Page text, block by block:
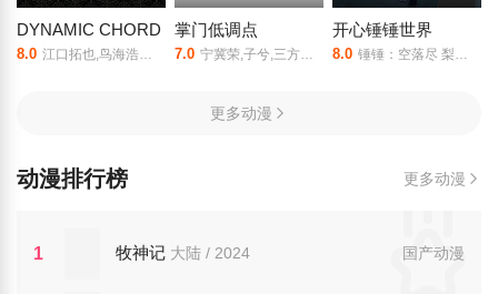
DYNAMIC CHORD
8.0 江口拓也,鸟海浩辅,寺岛拓笃
掌门低调点
7.0 宁冀荣,子兮,三方方,囚,茯西西,磊子,荻秋,徐阿木,荣枯,亨通,旦暮
开心锤锤世界
8.0 锤锤：空落尽 梨妹：涩尕猫
更多动漫
动漫排行榜 更多动漫
1 国产动漫
牧神记 大陆 / 2024